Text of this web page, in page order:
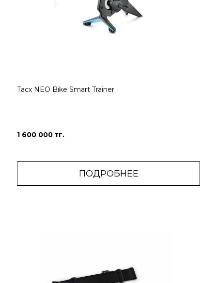
Tacx NEO Bike Smart Trainer
1 600 000 тг.
ПОДРОБНЕЕ